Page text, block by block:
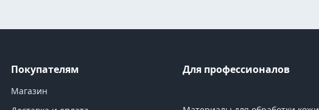
Покупателям
Магазин
Для профессионалов